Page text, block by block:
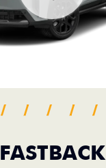
FASTBACK